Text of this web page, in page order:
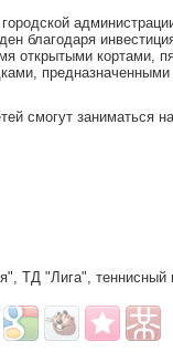
благодаря
открытыми кортами,
предназначенными
смогут заниматься
, ТД "Лига", теннисный